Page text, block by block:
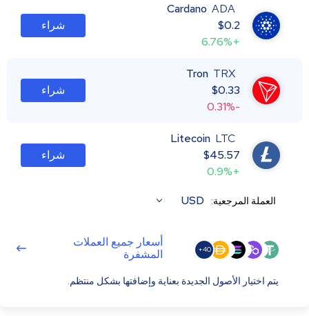
Cardano ADA
$0.2
+6.76%
شراء
Tron TRX
$0.33
-0.31%
شراء
Litecoin LTC
$45.57
+0.9%
شراء
العملة المرجعية: USD
40+
أسعار جميع العملات
المشفرة
يتم اختيار الأصول الجديدة بعناية وإضافتها بشكل منتظم.